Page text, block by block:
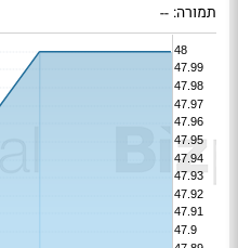
תמורה: --